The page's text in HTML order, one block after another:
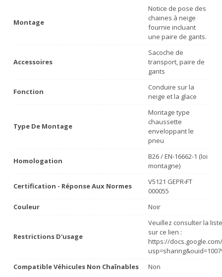
Montage
Notice de pose des
chaines à neige
fournie incluant
une paire de gants.
Accessoires
Sacoche de
transport, paire de
gants
Fonction
Conduire sur la
neige et la glace
Type De Montage
Montage type
chaussette
enveloppant le
pneu
Homologation
B26 / EN-16662-1 (loi
montagne)
Certification - Réponse Aux Normes
V5121 GEPR‹FT
000055
Couleur
Noir
Restrictions D'usage
Veuillez consulter la
sur ce lien :
https://
Compatible Véhicules Non Chaînables
Non